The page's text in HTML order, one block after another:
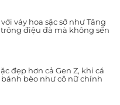
váy hoa sặc sỡ như Tăng
điệu đà mà không sến
đẹp hơn cả Gen Z, khi cá
bèo như cô nữ chính